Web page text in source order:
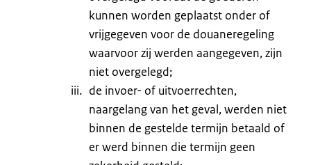
kunnen worden geplaatst onder of
vrijgegeven voor de douaneregeling
waarvoor zij werden aangegeven, zijn
niet overgelegd;
de invoer- of uitvoerrechten,
naargelang van het geval, werden niet
binnen de gestelde termijn betaald of
er werd binnen die termijn geen